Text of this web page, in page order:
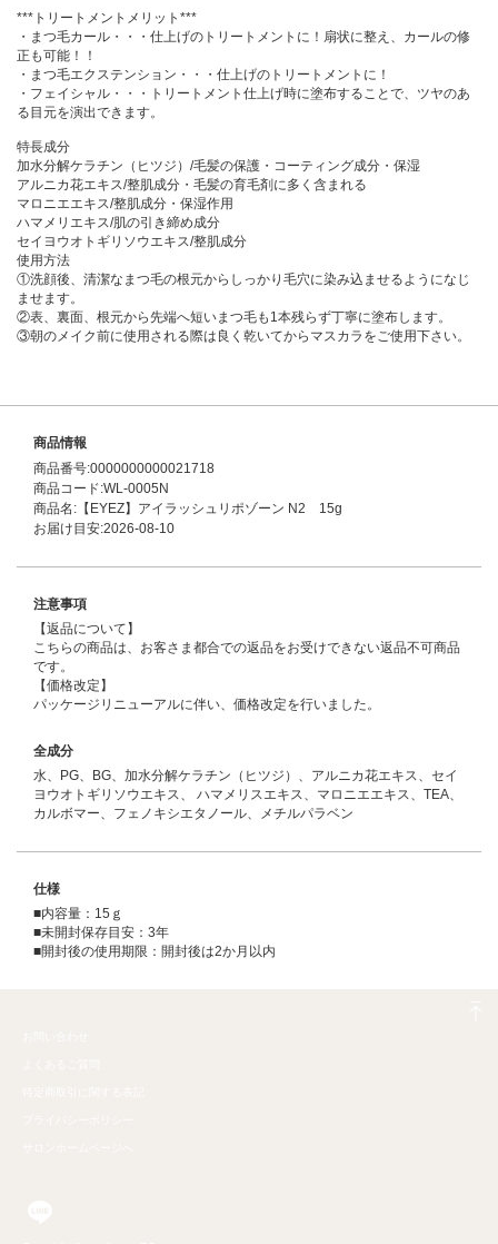
***トリートメントメリット***
・まつ毛カール・・・仕上げのトリートメントに！扇状に整え、カールの修
正も可能！！
・まつ毛エクステンション・・・仕上げのトリートメントに！
・フェイシャル・・・トリートメント仕上げ時に塗布することで、ツヤのあ
る目元を演出できます。
特長成分
加水分解ケラチン（ヒツジ）/毛髪の保護・コーティング成分・保湿
アルニカ花エキス/整肌成分・毛髪の育毛剤に多く含まれる
マロニエエキス/整肌成分・保湿作用
ハマメリエキス/肌の引き締め成分
セイヨウオトギリソウエキス/整肌成分
使用方法
①洗顔後、清潔なまつ毛の根元からしっかり毛穴に染み込ませるようになじ
ませます。
②表、裏面、根元から先端へ短いまつ毛も1本残らず丁寧に塗布します。
③朝のメイク前に使用される際は良く乾いてからマスカラをご使用下さい。
商品情報
商品番号:0000000000021718
商品コード:WL-0005N
商品名:【EYEZ】アイラッシュリポゾーン N2 15g
お届け目安:2026-08-10
注意事項
【返品について】
こちらの商品は、お客さま都合での返品をお受けできない返品不可商品
です。
【価格改定】
パッケージリニューアルに伴い、価格改定を行いました。
全成分
水、PG、BG、加水分解ケラチン（ヒツジ）、アルニカ花エキス、セイ
ヨウオトギリソウエキス、 ハマメリスエキス、マロニエエキス、TEA、
カルボマー、フェノキシエタノール、メチルパラベン
仕様
■内容量：15ｇ
■未開封保存目安：3年
■開封後の使用期限：開封後は2か月以内